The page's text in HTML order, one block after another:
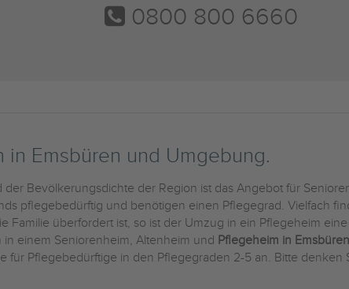
0800 800 6660
Emsbüren und Umgebung.
Bevölkerungsdichte der Region ist das Angebot für
pflegebedürftig und benötigen einen Pflegegrad. Vielfach
Familie überfordert ist, so ist der Umzug in ein Pflegeheim
einem Seniorenheim, Altenheim und Pflegeheim in Emsbüren
für Pflegebedürftige in den Pflegegraden 2-5 an. Bitte